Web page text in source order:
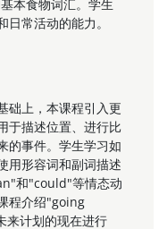
本食物词汇。学生
常活动的能力。
础上，本课程引入更
于描述位置、进行比
的事件。学生学习如
用形容词和副词描述
和"could"等情态动
程介绍"going
计划的现在进行